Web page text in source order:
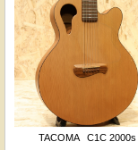
TACOMA C1C 2000s